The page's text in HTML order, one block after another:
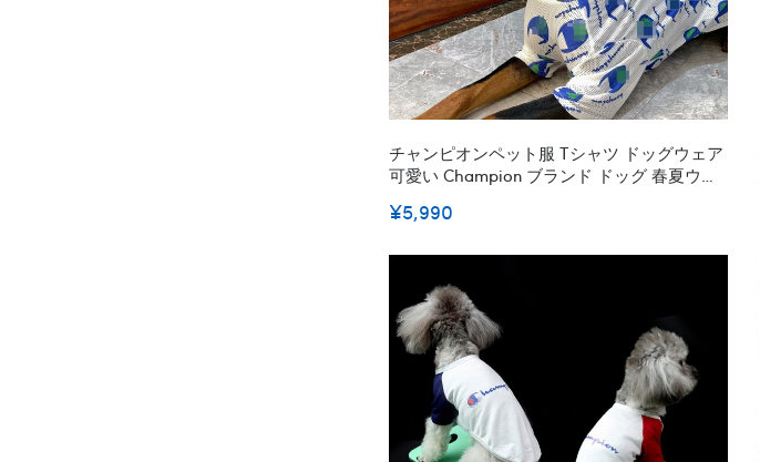
チャンピオンペット服 Tシャツ ドッグウェア
可愛い Champion ブランド ドッグ 春夏ウェ
通気性メッシュ 涼やか 犬の服 犬猫洋服 柔ら
¥5,990